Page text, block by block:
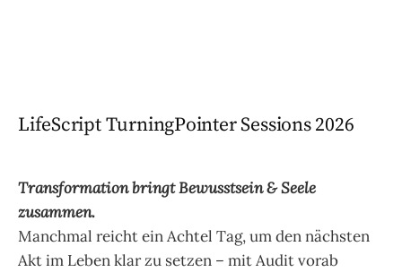
LifeScript TurningPointer Sessions 2026
Transformation bringt Bewusstsein & Seele
zusammen.
Manchmal reicht ein Achtel Tag, um den nächsten
Akt im Leben klar zu setzen – mit Audit vorab